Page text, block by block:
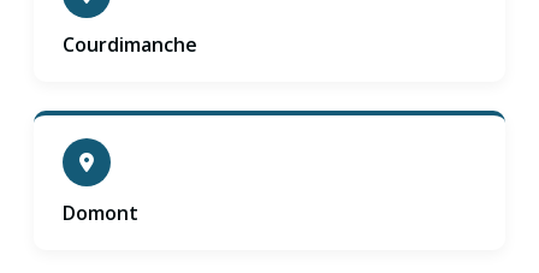
Courdimanche
Domont